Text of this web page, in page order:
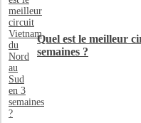
Quel est le meilleur
semaines ?